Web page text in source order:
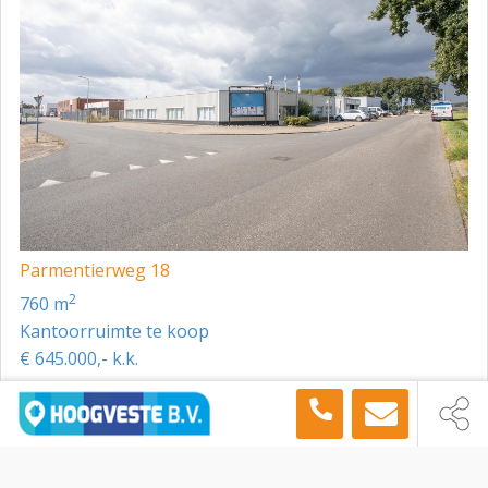
Parmentierweg 18
760 m2
Kantoorruimte te koop
€ 645.000,- k.k.
Toon meer panden in de buurt →